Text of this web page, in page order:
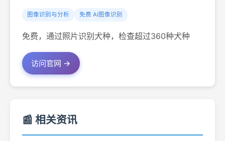
图像识别与分析 免费 AI图像识别
免费，通过照片识别犬种，检查超过360种犬种
访问官网 →
📰 相关资讯